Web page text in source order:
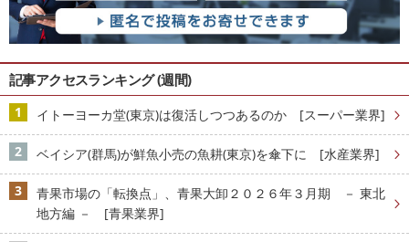
記事アクセスランキング (週間)
イトーヨーカ堂(東京)は復活しつつあるのか [スーパー業界]
ベイシア(群馬)が鮮魚小売の魚耕(東京)を傘下に [水産業界]
青果市場の「転換点」、青果大卸２０２６年３月期 － 東北
地方編 － [青果業界]